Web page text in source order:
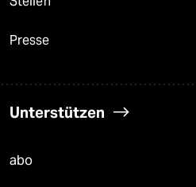
Presse
Unterstützen
abo